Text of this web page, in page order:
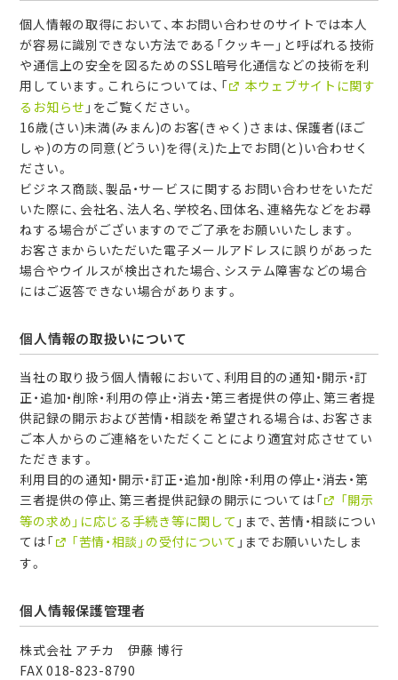
個人情報の取得において、本お問い合わせのサイトでは本人
が容易に識別できない方法である「クッキー」と呼ばれる技術
や通信上の安全を図るためのSSL暗号化通信などの技術を利
用しています。これらについては、「
本ウェブサイトに関す
るお知らせ 」をご覧ください。
16歳(さい)未満(みまん)のお客(きゃく)さまは、保護者(ほご
しゃ)の方の同意(どうい)を得(え)た上でお問(と)い合わせく
ださい。
ビジネス商談、製品・サービスに関するお問い合わせをいただ
いた際に、会社名、法人名、学校名、団体名、連絡先などをお尋
ねする場合がございますのでご了承をお願いいたします。
お客さまからいただいた電子メールアドレスに誤りがあった
場合やウイルスが検出された場合、システム障害などの場合
にはご返答できない場合があります。
個人情報の取扱いについて
当社の取り扱う個人情報において、利用目的の通知・開示・訂
正・追加・削除・利用の停止・消去・第三者提供の停止、第三者提
供記録の開示および苦情・相談を希望される場合は、お客さま
ご本人からのご連絡をいただくことにより適宜対応させてい
ただきます。
利用目的の通知・開示・訂正・追加・削除・利用の停止・消去・第
三者提供の停止、第三者提供記録の開示については「
「開示
等の求め」に応じる手続き等に関して 」まで、苦情・相談につい
ては「
「苦情・相談」の受付について 」までお願いいたしま
す。
個人情報保護管理者
株式会社 アチカ 伊藤 博行
FAX 018-823-8790